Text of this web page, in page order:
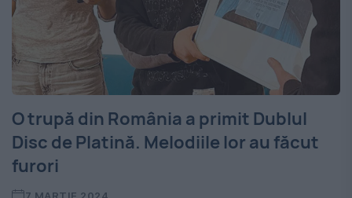
O trupă din România a primit Dublul
Disc de Platină. Melodiile lor au făcut
furori